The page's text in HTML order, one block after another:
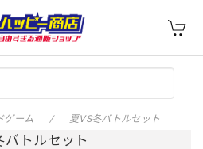
ゲーム 夏VS冬バトルセット
バトルセット